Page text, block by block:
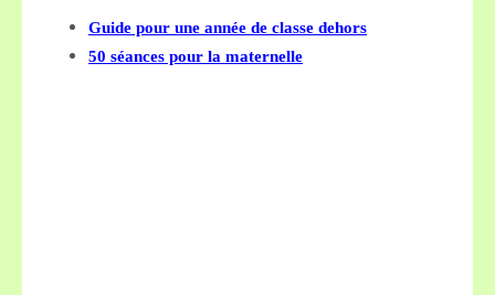
Guide pour une année de classe dehors
50 séances pour la maternelle